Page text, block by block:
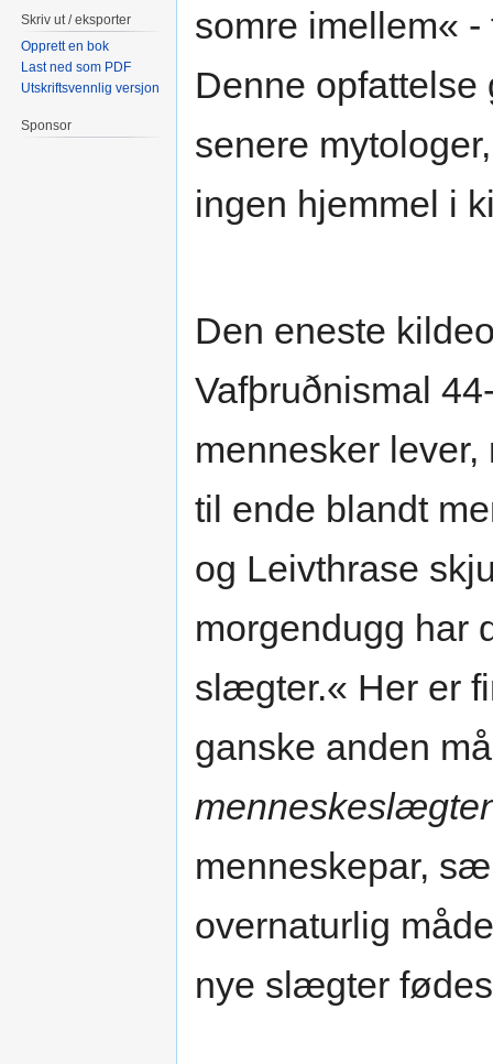
somre imellem«
Denne opfattelse
senere
ingen hjemmel i
Den eneste
Vafþruðnismal
mennesker
til ende blandt
og Leivthrase
morgendugg har
slægter.« Her er
ganske anden
menneskepar,
overnaturlig
nye slægter
Skriv ut / eksporter
Opprett en bok
Last ned som PDF
Utskriftsvennlig versjon
Sponsor